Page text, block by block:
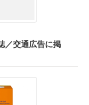
／交通広告に掲